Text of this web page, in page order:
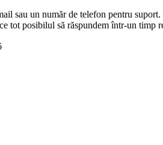
sau un număr de telefon pentru
tot posibilul să răspundem într‑un timp